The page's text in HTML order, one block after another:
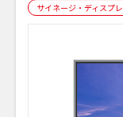
サイネージ・ディスプ